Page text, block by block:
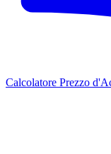
Calcolatore Prezzo